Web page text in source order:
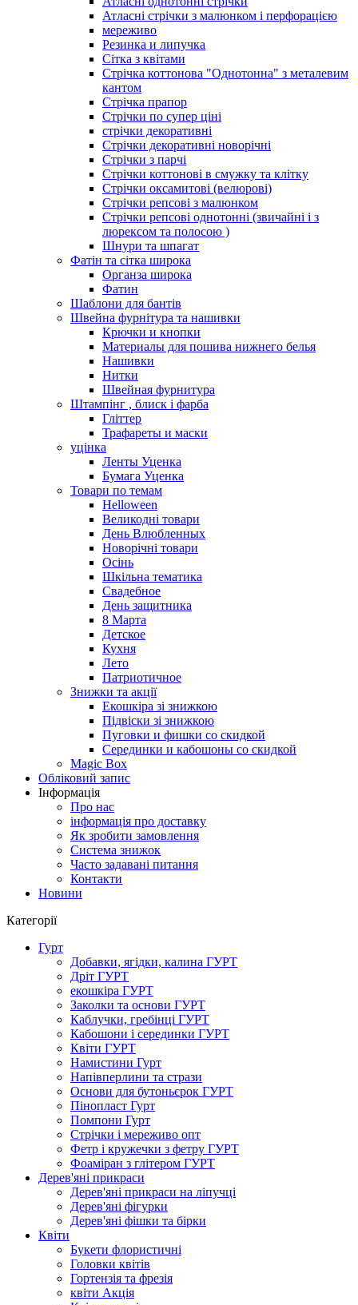
Атласні стрічки з малюнком і перфорацією
мереживо
Резинка и липучка
Сітка з квітами
Стрічка коттонова "Однотонна" з металевим
кантом
Стрічка прапор
Стрічки по супер ціні
стрічки декоративні
Стрічки декоративні новорічні
Стрічки з парчі
Стрічки коттонові в смужку та клітку
Стрічки оксамитові (велюрові)
Стрічки репсові з малюнком
Стрічки репсові однотонні (звичайні і з
люрексом та полосою )
Шнури та шпагат
Фатін та сітка широка
Органза широка
Фатин
Шаблони для бантів
Швейна фурнітура та нашивки
Крючки и кнопки
Материалы для пошива нижнего белья
Нашивки
Нитки
Швейная фурнитура
Штампінг , блиск і фарба
Гліттер
Трафареты и маски
уцінка
Ленты Уценка
Бумага Уценка
Товари по темам
Helloween
Великодні товари
День Влюбленных
Новорічні товари
Осінь
Шкільна тематика
Свадебное
День защитника
8 Марта
Детское
Кухня
Лето
Патриотичное
Знижки та акції
Екошкіра зі знижкою
Підвіски зі знижкою
Пуговки и фишки со скидкой
Серединки и кабошоны со скидкой
Magic Box
Обліковий запис
Інформація
Про нас
інформація про доставку
Як зробити замовлення
Система знижок
Часто задавані питання
Контакти
Новини
Категорії
Гурт
Добавки, ягідки, калина ГУРТ
Дріт ГУРТ
екошкіра ГУРТ
Заколки та основи ГУРТ
Каблучки, гребінці ГУРТ
Кабошони і серединки ГУРТ
Квіти ГУРТ
Намистини Гурт
Напівперлини та стрази
Основи для бутоньєрок ГУРТ
Пінопласт Гурт
Помпони Гурт
Стрічки і мереживо опт
Фетр і кружечки з фетру ГУРТ
Фоаміран з глітером ГУРТ
Дерев'яні прикраси
Дерев'яні прикраси на ліпучці
Дерев'яні фігурки
Дерев'яні фішки та бірки
Квіти
Букети флористичні
Головки квітів
Гортензія та фрезія
квіти Акція